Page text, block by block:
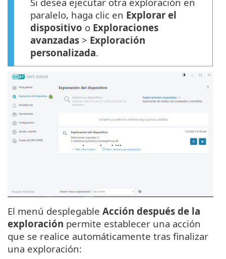
paralelo, haga clic en Explorar el
dispositivo o Exploraciones
avanzadas > Exploración
personalizada.
El menú desplegable Acción después de la
exploración permite establecer una acción
que se realice automáticamente tras finalizar
una exploración: